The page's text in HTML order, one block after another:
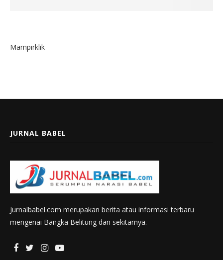
Mampirklik
JURNAL BABEL
Jurnalbabel.com merupakan berita atau informasi terbaru
mengenai Bangka Belitung dan sekitarnya.